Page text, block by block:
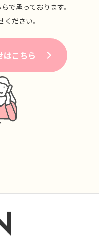
で承っております。
ください。
はこちら